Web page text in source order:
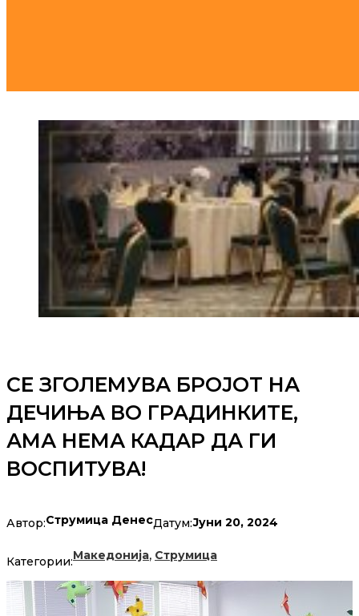
СЕ ЗГОЛЕМУВА БРОЈОТ НА
ДЕЧИЊА ВО ГРАДИНКИТЕ,
АМА НЕМА КАДАР ДА ГИ
ВОСПИТУВА!
Автор:Струмица ДенесДатум:Јуни 20, 2024
Категории:Македонија, Струмица